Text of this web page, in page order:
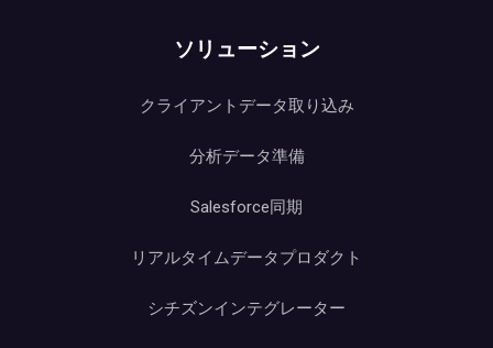
ソリューション
クライアントデータ取り込み
分析データ準備
Salesforce同期
リアルタイムデータプロダクト
シチズンインテグレーター